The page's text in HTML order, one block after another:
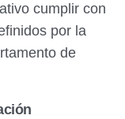
cumplir con
por la
de